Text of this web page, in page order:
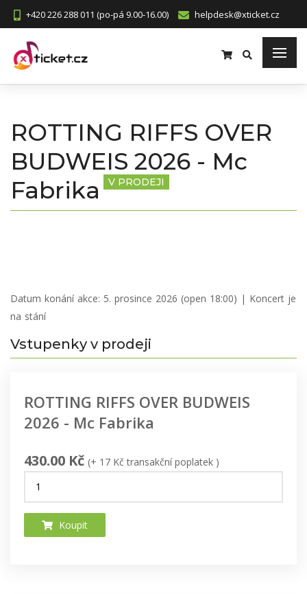
+420 226 288 011 (po-pá 9.00-16.00) helpdesk@xticket.cz
ROTTING RIFFS OVER
BUDWEIS 2026 - Mc
Fabrika
V PRODEJI
Datum konání akce: 5. prosince 2026 (open 18:00) | Koncert je
na stání
Vstupenky v prodeji
ROTTING RIFFS OVER BUDWEIS
2026 - Mc Fabrika
430.00 Kč (+ 17 Kč transakční poplatek )
Koupit